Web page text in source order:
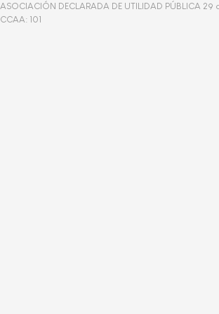
ASOCIACIÓN DECLARADA DE UTILIDAD PÚBLICA
CCAA: 101